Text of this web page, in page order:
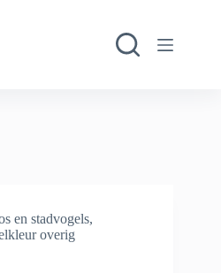
en stadvogels,
overig